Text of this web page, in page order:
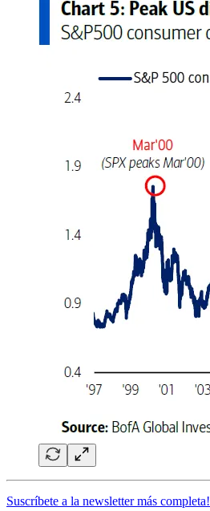
Suscríbete a la newsletter más completa!